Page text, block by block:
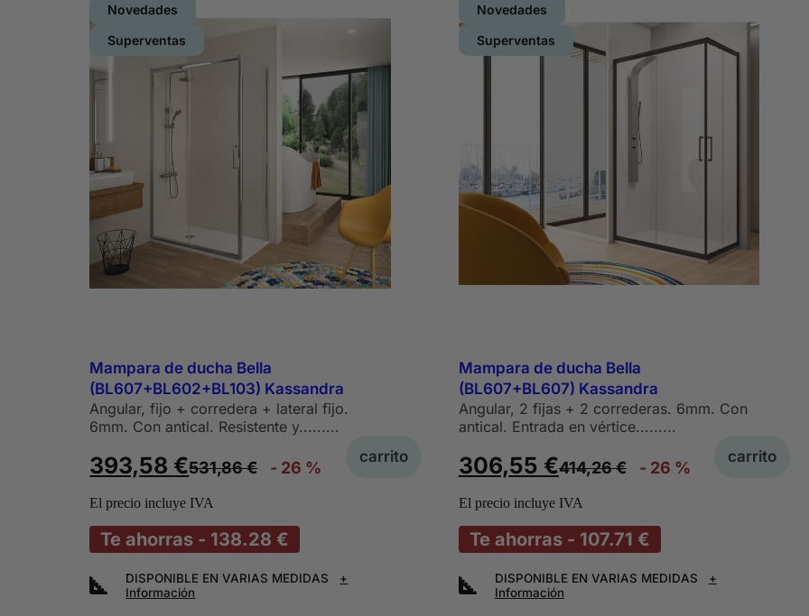
Novedades
Superventas
Mampara de ducha Bella
(BL607+BL602+BL103) Kassandra
Angular, fijo + corredera + lateral fijo.
6mm. Con antical. Resistente y.........
393,58 €531,86€ - 26 %
El precio incluye IVA
Te ahorras - 138.28 €
carrito
DISPONIBLE EN VARIAS MEDIDAS +
Información
Novedades
Superventas
Mampara de ducha Bella
(BL607+BL607) Kassandra
Angular, 2 fijas + 2 correderas. 6mm. Con
antical. Entrada en vértice.........
306,55 €414,26€ - 26 %
El precio incluye IVA
Te ahorras - 107.71 €
carrito
DISPONIBLE EN VARIAS MEDIDAS +
Información